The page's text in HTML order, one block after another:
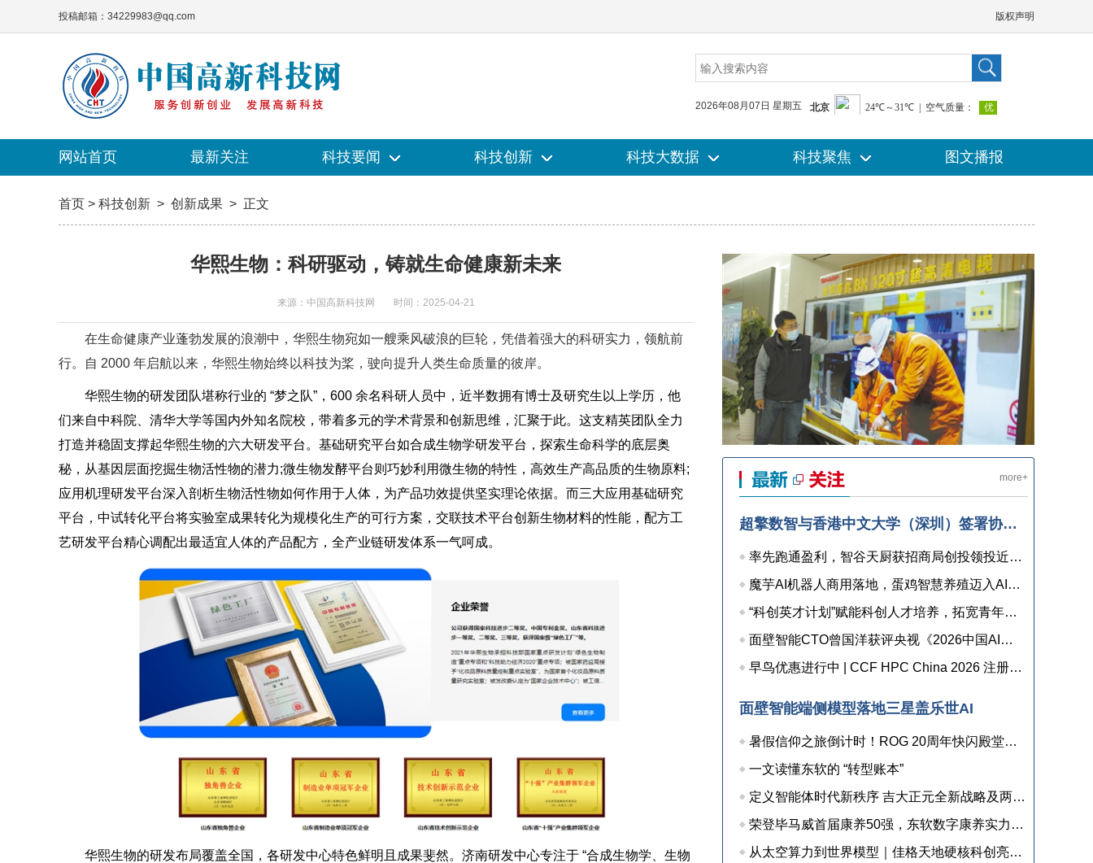
投稿邮箱：34229983@qq.com 版权声明
2026年08月07日 星期五
网站首页
网站首页 最新关注
最新关注 科技要闻
科技要闻 科技创新
科技创新 科技大数据
科技大数据 科技聚焦
科技聚焦 图文播报
图文播报
首页 > 科技创新 > 创新成果 > 正文
华熙生物：科研驱动，铸就生命健康新未来
来源：中国高新科技网 时间：2025-04-21
在生命健康产业蓬勃发展的浪潮中，华熙生物宛如一艘乘风破浪的巨轮，凭借着强大的科研实力，领航前
行。自 2000 年启航以来，华熙生物始终以科技为桨，驶向提升人类生命质量的彼岸。
华熙生物的研发团队堪称行业的 “梦之队”，600 余名科研人员中，近半数拥有博士及研究生以上学历，他
们来自中科院、清华大学等国内外知名院校，带着多元的学术背景和创新思维，汇聚于此。这支精英团队全力
打造并稳固支撑起华熙生物的六大研发平台。基础研究平台如合成生物学研发平台，探索生命科学的底层奥
秘，从基因层面挖掘生物活性物的潜力;微生物发酵平台则巧妙利用微生物的特性，高效生产高品质的生物原料;
应用机理研发平台深入剖析生物活性物如何作用于人体，为产品功效提供坚实理论依据。而三大应用基础研究
平台，中试转化平台将实验室成果转化为规模化生产的可行方案，交联技术平台创新生物材料的性能，配方工
艺研发平台精心调配出最适宜人体的产品配方，全产业链研发体系一气呵成。
华熙生物的研发布局覆盖全国，各研发中心特色鲜明且成果斐然。济南研发中心专注于 “合成生物学、生物
more+
超擎数智与香港中文大学（深圳）签署协议，共建人工智能和边缘计算联合实验室，打造产学研用协同创新高地
率先跑通盈利，智谷天厨获招商局创投领投近亿元融资
魔芋AI机器人商用落地，蛋鸡智慧养殖迈入AI检测时代
“科创英才计划”赋能科创人才培养，拓宽青年职业发展新通道
面壁智能CTO曾国洋获评央视《2026中国AI盛典》“年度AI人物”
早鸟优惠进行中 | CCF HPC China 2026 注册已开启
面壁智能端侧模型落地三星盖乐世AI
暑假信仰之旅倒计时！ROG 20周年快闪殿堂收官在即，尖货装备等你来战
一文读懂东软的 “转型账本”
定义智能体时代新秩序 吉大正元全新战略及两大新品重磅发布
荣登毕马威首届康养50强，东软数字康养实力获权威认可
从太空算力到世界模型｜佳格天地硬核科创亮相 2026 全球数字经济大会